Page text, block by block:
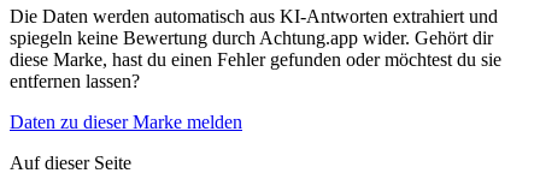
Die Daten werden automatisch aus KI-Antworten extrahiert und
spiegeln keine Bewertung durch Achtung.app wider. Gehört dir
diese Marke, hast du einen Fehler gefunden oder möchtest du sie
entfernen lassen?
Daten zu dieser Marke melden
Auf dieser Seite